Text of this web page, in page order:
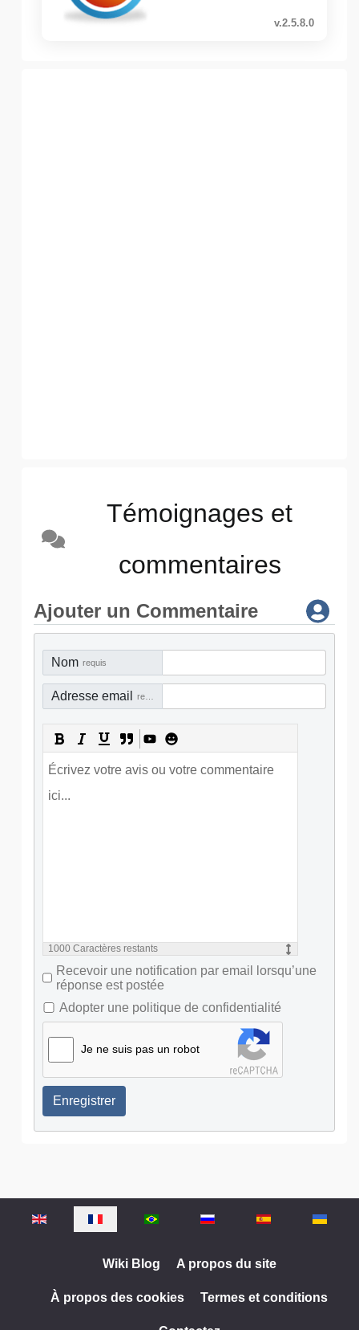
v.2.5.8.0
Témoignages et
commentaires
Ajouter un Commentaire
Nom requis
Adresse email
1000 Caractères restants
Recevoir une notification par email lorsqu’une
réponse est postée
Adopter une politique de confidentialité
Je ne suis pas un robot
Enregistrer
Sélectionnez votre langue
Wiki Blog A propos du site
À propos des cookies Termes et conditions